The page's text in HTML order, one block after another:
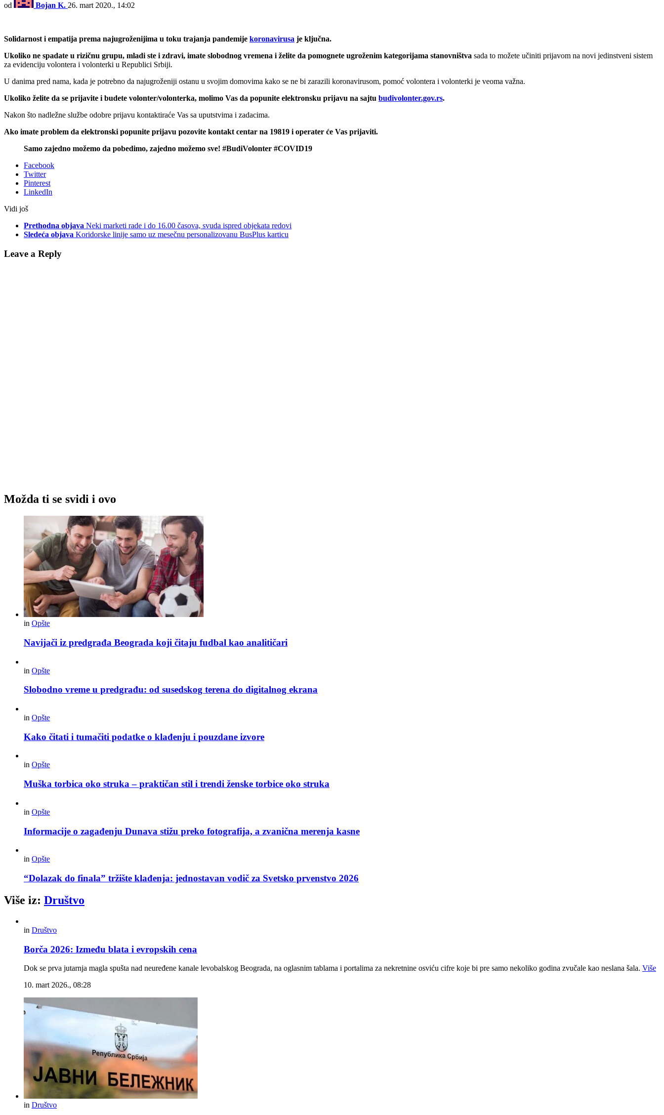
od Bojan K. 26. mart 2020., 14:02
Solidarnost i empatija prema najugroženijima u toku trajanja pandemije koronavirusa je ključna.
Ukoliko ne spadate u rizičnu grupu, mladi ste i zdravi, imate slobodnog vremena i želite da pomognete ugroženim kategorijama stanovništva sada to možete učiniti prijavom na novi jedinstveni sistem
za evidenciju volontera i volonterki u Republici Srbiji.
U danima pred nama, kada je potrebno da najugroženiji ostanu u svojim domovima kako se ne bi zarazili koronavirusom, pomoć volontera i volonterki je veoma važna.
Ukoliko želite da se prijavite i budete volonter/volonterka, molimo Vas da popunite elektronsku prijavu na sajtu budivolonter.gov.rs.
Nakon što nadležne službe odobre prijavu kontaktiraće Vas sa uputstvima i zadacima.
Ako imate problem da elektronski popunite prijavu pozovite kontakt centar na 19819 i operater će Vas prijaviti.
Samo zajedno možemo da pobedimo, zajedno možemo sve! #BudiVolonter #COVID19
Facebook
Twitter
Pinterest
LinkedIn
Vidi još
Prethodna objava Neki marketi rade i do 16.00 časova, svuda ispred objekata redovi
Sledeća objava Koridorske linije samo uz mesečnu personalizovanu BusPlus karticu
Leave a Reply
Možda ti se svidi i ovo
in Opšte
Navijači iz predgrađa Beograda koji čitaju fudbal kao analitičari
in Opšte
Slobodno vreme u predgrađu: od susedskog terena do digitalnog ekrana
in Opšte
Kako čitati i tumačiti podatke o klađenju i pouzdane izvore
in Opšte
Muška torbica oko struka – praktičan stil i trendi ženske torbice oko struka
in Opšte
Informacije o zagađenju Dunava stižu preko fotografija, a zvanična merenja kasne
in Opšte
“Dolazak do finala” tržište klađenja: jednostavan vodič za Svetsko prvenstvo 2026
Više iz: Društvo
in Društvo
Borča 2026: Između blata i evropskih cena
Dok se prva jutarnja magla spušta nad neuređene kanale levobalskog Beograda, na oglasnim tablama i portalima za nekretnine osviću cifre koje bi pre samo nekoliko godina zvučale kao neslana šala. Više
10. mart 2026., 08:28
in Društvo